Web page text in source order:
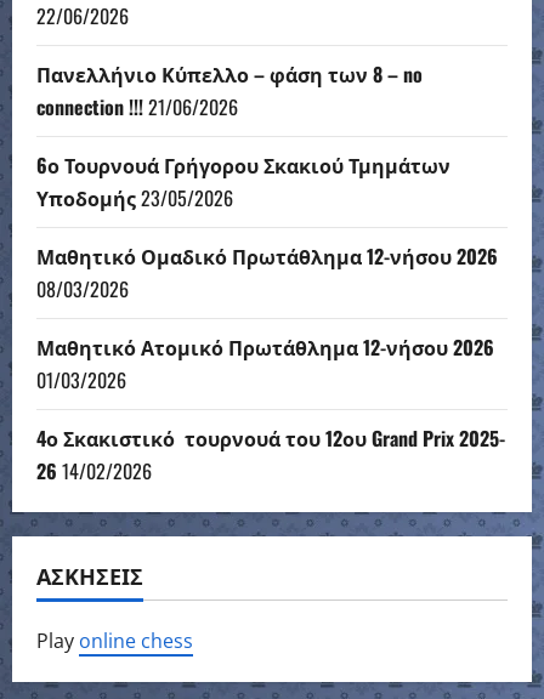
22/06/2026
Πανελλήνιο Κύπελλο – φάση των 8 – no
connection !!!21/06/2026
6ο Τουρνουά Γρήγορου Σκακιού Τμημάτων
Υποδομής23/05/2026
Μαθητικό Ομαδικό Πρωτάθλημα 12-νήσου 2026
08/03/2026
Μαθητικό Ατομικό Πρωτάθλημα 12-νήσου 2026
01/03/2026
4ο Σκακιστικό τουρνουά του 12ου Grand Prix 2025-
26 14/02/2026
ΑΣΚΗΣΕΙΣ
Play online chess